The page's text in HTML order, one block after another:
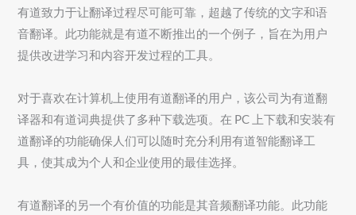
有道致力于让翻译过程尽可能可靠，超越了传统的文字和语
音翻译。此功能就是有道不断推出的一个例子，旨在为用户
提供改进学习和内容开发过程的工具。
对于喜欢在计算机上使用有道翻译的用户，该公司为有道翻
译器和有道词典提供了多种下载选项。在 PC 上下载和安装有
道翻译的功能确保人们可以随时充分利用有道智能翻译工
具，使其成为个人和企业使用的最佳选择。
有道翻译的另一个有价值的功能是其音频翻译功能。此功能